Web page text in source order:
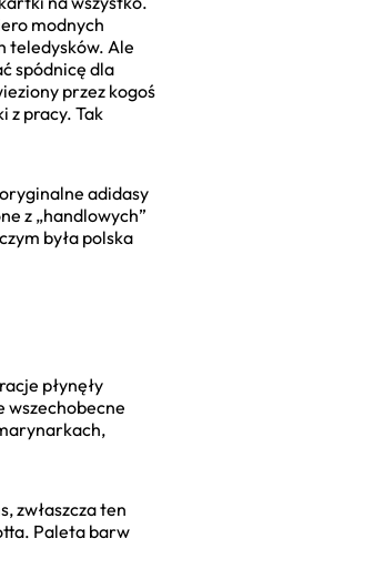
modnych
teledysków. Ale
spódnicę dla
przez kogoś
z pracy. Tak
adidasy
z „handlowych”
była polska
płynęły
wszechobecne
zwłaszcza ten
Paleta barw